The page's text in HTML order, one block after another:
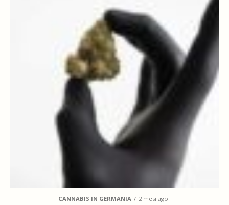
CANNABIS IN GERMANIA 2 mesi ago